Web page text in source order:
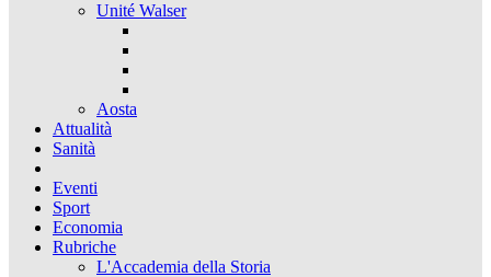
Unité Walser
Aosta
Attualità
Sanità
Eventi
Sport
Economia
Rubriche
L'Accademia della Storia